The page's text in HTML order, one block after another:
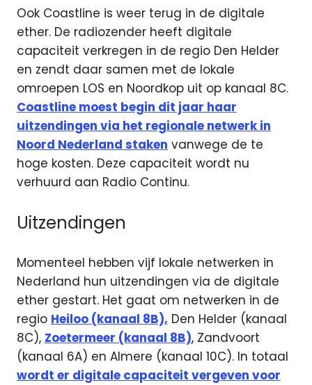
Ook Coastline is weer terug in de digitale
ether. De radiozender heeft digitale
capaciteit verkregen in de regio Den Helder
en zendt daar samen met de lokale
omroepen LOS en Noordkop uit op kanaal 8C.
Coastline moest begin dit jaar haar
uitzendingen via het regionale netwerk in
Noord Nederland staken vanwege de te
hoge kosten. Deze capaciteit wordt nu
verhuurd aan Radio Continu.
Uitzendingen
Momenteel hebben vijf lokale netwerken in
Nederland hun uitzendingen via de digitale
ether gestart. Het gaat om netwerken in de
regio Heiloo (kanaal 8B), Den Helder (kanaal
8C), Zoetermeer (kanaal 8B), Zandvoort
(kanaal 6A) en Almere (kanaal 10C). In totaal
wordt er digitale capaciteit vergeven voor